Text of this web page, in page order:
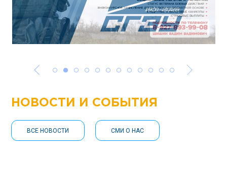
НОВОСТИ И СОБЫТИЯ
ВСЕ НОВОСТИ СМИ О НАС